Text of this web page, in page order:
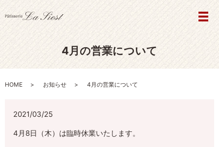
メ
4月の営業について
HOME お知らせ 4月の営業について
2021/03/25
4月8日（木）は臨時休業いたします。